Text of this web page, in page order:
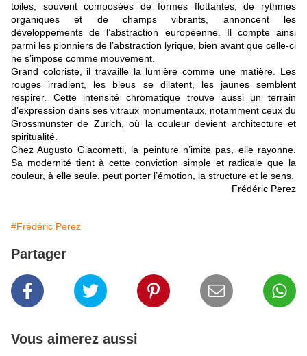
toiles, souvent composées de formes flottantes, de rythmes
organiques et de champs vibrants, annoncent les
développements de l’abstraction européenne. Il compte ainsi
parmi les pionniers de l’abstraction lyrique, bien avant que celle-ci
ne s’impose comme mouvement.
Grand coloriste, il travaille la lumière comme une matière. Les
rouges irradient, les bleus se dilatent, les jaunes semblent
respirer. Cette intensité chromatique trouve aussi un terrain
d’expression dans ses vitraux monumentaux, notamment ceux du
Grossmünster de Zurich, où la couleur devient architecture et
spiritualité.
Chez Augusto Giacometti, la peinture n’imite pas, elle rayonne.
Sa modernité tient à cette conviction simple et radicale que la
couleur, à elle seule, peut porter l’émotion, la structure et le sens.
Frédéric Perez
#Frédéric Perez
Partager
Vous aimerez aussi